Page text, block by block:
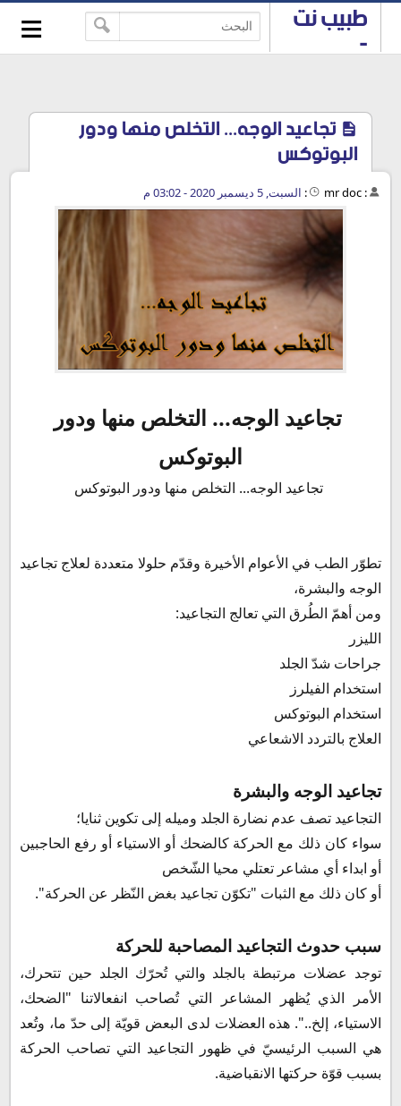
--> طبيب نت
-
استشارات
مجانية
≡
تجاعيد الوجه... التخلص منها ودور
البوتوكس
:
mr doc
: السبت, 5 ديسمبر 2020 - 03:02 م
سبب حدوث التجاعيد المصاحبة للحركة
فكرة عمل البوتوكس
كم يستمر مفعول البوتوكس؟
مضاعفات قد تحدث مع علاج التجاعيد بالبوتوكس
تجاعيد الوجه... التخلص منها ودور
البوتوكس
تجاعيد الوجه... التخلص منها ودور البوتوكس
تطوّر الطب في الأعوام الأخيرة وقدّم حلولا متعددة لعلاج تجاعيد
الوجه والبشرة،
ومن أهمّ الطُرق التي تعالج التجاعيد:
الليزر
جراحات شدّ الجلد
استخدام الفيلرز
استخدام البوتوكس
العلاج بالتردد الاشعاعي
تجاعيد الوجه والبشرة
التجاعيد تصف عدم نضارة الجلد وميله إلى تكوين ثنايا؛
سواء كان ذلك مع الحركة كالضحك أو الاستياء أو رفع الحاجبين
أو ابداء أي مشاعر تعتلي محيا الشّخص
أو كان ذلك مع الثبات "تكوّن تجاعيد بغض النّظر عن الحركة".
سبب حدوث التجاعيد المصاحبة للحركة
توجد عضلات مرتبطة بالجلد والتي تُحرّك الجلد حين تتحرك،
الأمر الذي يُظهر المشاعر التي تُصاحب انفعالاتنا "الضحك،
الاستياء، إلخ..". هذه العضلات لدى البعض قويّة إلى حدّ ما، وتُعد
هي السبب الرئيسيّ في ظهور التجاعيد التي تصاحب الحركة
بسبب قوّة حركتها الانقباضية.